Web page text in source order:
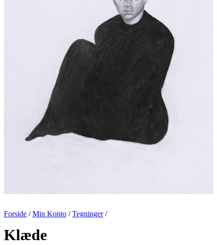
Forside /Min Konto /Tegninger/
Klæde